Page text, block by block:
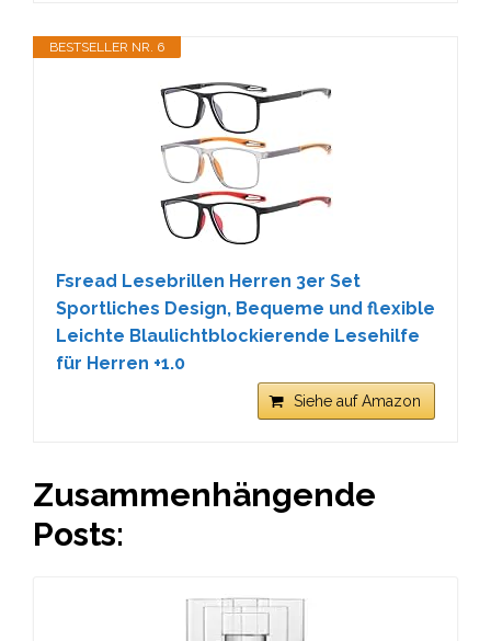
BESTSELLER NR. 6
Fsread Lesebrillen Herren 3er Set
Sportliches Design, Bequeme und flexible
Leichte Blaulichtblockierende Lesehilfe
für Herren +1.0
Siehe auf Amazon
Zusammenhängende
Posts: